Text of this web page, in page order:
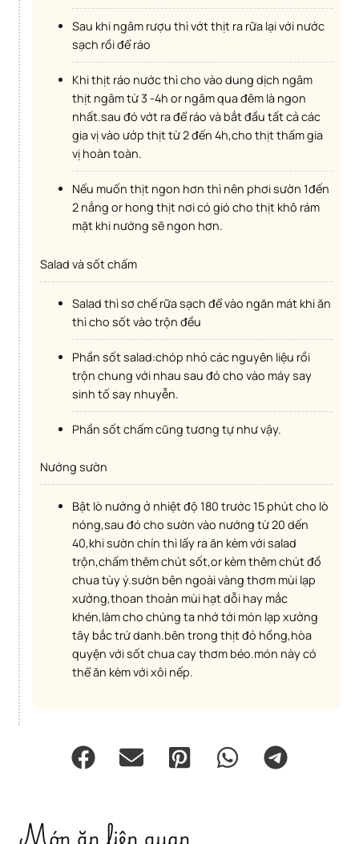
Sau khi ngâm rượu thì vớt thịt ra rữa lại với nước
sạch rồi để ráo
Khi thịt ráo nước thì cho vào dung dịch ngâm
thịt ngâm từ 3 -4h or ngâm qua đêm là ngon
nhất.sau đó vớt ra để ráo và bắt đầu tất cả các
gia vị vào ướp thịt từ 2 đến 4h,cho thịt thấm gia
vị hoàn toàn.
Nếu muốn thịt ngon hơn thì nên phơi sườn 1đến
2 nắng or hong thịt nơi có gió cho thịt khô rám
mặt khi nướng sẽ ngon hơn.
Salad và sốt chấm
Salad thì sơ chế rữa sạch để vào ngăn mát khi ăn
thì cho sốt vào trộn đều
Phần sốt salad:chóp nhỏ các nguyên liệu rồi
trộn chung với nhau sau đó cho vào máy say
sinh tố say nhuyễn.
Phần sốt chấm cũng tương tự như vậy.
Nướng sườn
Bật lò nướng ở nhiệt độ 180 trước 15 phút cho lò
nóng,sau đó cho sườn vào nướng từ 20 dến
40,khi sườn chín thì lấy ra ăn kèm với salad
trộn,chấm thêm chút sốt,or kèm thêm chút đồ
chua tùy ý.sườn bên ngoài vàng thơm mùi lạp
xưởng,thoan thoản mùi hạt dỗi hay mắc
khén,làm cho chúng ta nhớ tới món lạp xưởng
tây bắc trứ danh.bên trong thịt đỏ hồng,hòa
quyện với sốt chua cay thơm béo.món này có
thể ăn kèm với xôi nếp.